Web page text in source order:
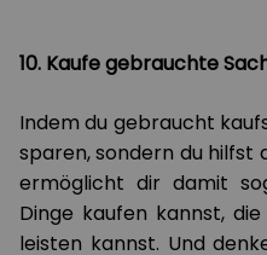
10. Kaufe gebrauchte
Indem du gebraucht
sparen, sondern du hilfst
ermöglicht dir damit
Dinge kaufen kannst,
leisten kannst. Und